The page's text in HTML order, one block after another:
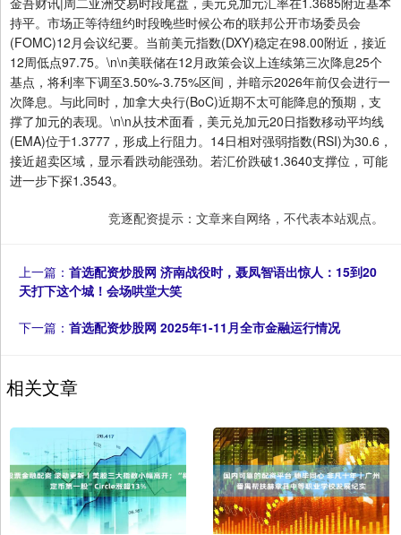
持平。市场正等待纽约时段晚些时候公布的联邦公开市场委员会
(FOMC)12月会议纪要。当前美元指数(DXY)稳定在98.00附近，接近
12周低点97.75。\n\n美联储在12月政策会议上连续第三次降息25个
基点，将利率下调至3.50%-3.75%区间，并暗示2026年前仅会进行一
次降息。与此同时，加拿大央行(BoC)近期不太可能降息的预期，支
撑了加元的表现。\n\n从技术面看，美元兑加元20日指数移动平均线
(EMA)位于1.3777，形成上行阻力。14日相对强弱指数(RSI)为30.6，
接近超卖区域，显示看跌动能强劲。若汇价跌破1.3640支撑位，可能
进一步下探1.3543。
竞逐配资提示：文章来自网络，不代表本站观点。
上一篇： 首选配资炒股网 济南战役时，聂凤智语出惊人：15到20
天打下这个城！会场哄堂大笑
下一篇： 首选配资炒股网 2025年1-11月全市金融运行情况
相关文章